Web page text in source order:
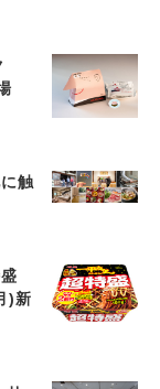
触
)新